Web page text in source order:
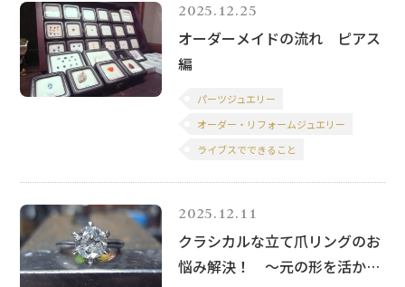
2025.12.25
オーダーメイドの流れ ピアス
編
パーツジュエリー
オーダー・リフォームジュエリー
ライブスでできること
2025.12.11
クラシカルな立て爪リングのお
悩み解決！ ～元の形を活かし